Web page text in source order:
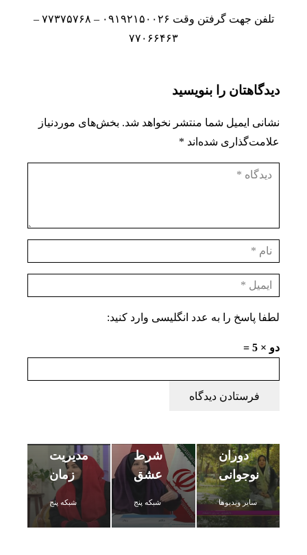
تلفن جهت گرفتن وقت ۰۹۱۹۲۱۵۰۰۲۶ – ۷۷۳۷۵۷۶۸ –
۷۷۰۶۶۴۶۳
دیدگاهتان را بنویسید
نشانی ایمیل شما منتشر نخواهد شد. بخش‌های موردنیاز
علامت‌گذاری شده‌اند *
لطفا پاسخ را به عدد انگلیسی وارد کنید:
دو × 5 =
فرستادن دیدگاه
دوران
نوجوانی
سایر ویدیوها
شرط
عشق
شبکه پنج
مهارت
مدیریت
زمان
شبکه پنج